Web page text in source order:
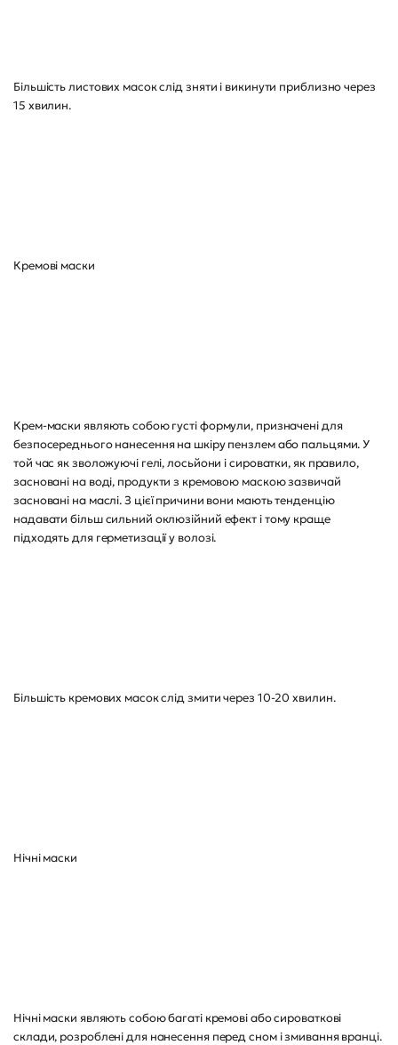
Більшість листових масок слід зняти і викинути приблизно через
15 хвилин.
Кремові маски
Крем-маски являють собою густі формули, призначені для
безпосереднього нанесення на шкіру пензлем або пальцями. У
той час як зволожуючі гелі, лосьйони і сироватки, як правило,
засновані на воді, продукти з кремовою маскою зазвичай
засновані на маслі. З цієї причини вони мають тенденцію
надавати більш сильний оклюзійний ефект і тому краще
підходять для герметизації у волозі.
Більшість кремових масок слід змити через 10-20 хвилин.
Нічні маски
Нічні маски являють собою багаті кремові або сироваткові
склади, розроблені для нанесення перед сном і змивання вранці.